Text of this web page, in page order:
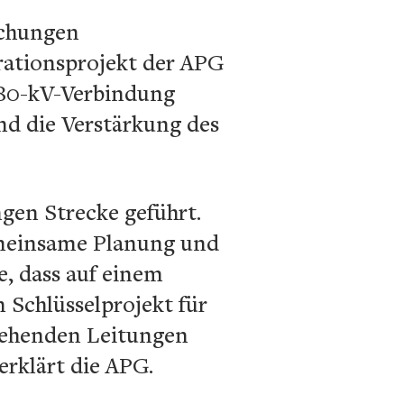
der APG
kV-Verbindung
die Verstärkung des
Strecke geführt.
Planung und
dass auf einem
Schlüsselprojekt für
Leitungen
die APG.